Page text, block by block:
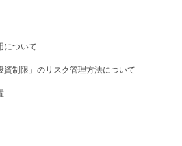
について
資制限」のリスク管理方法について